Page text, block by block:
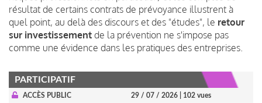
résultat de certains contrats de prévoyance illustrent à
quel point, au delà des discours et des "études", le retour
sur investissement de la prévention ne s'impose pas
comme une évidence dans les pratiques des entreprises.
PARTICIPATIF
ACCÈS PUBLIC 29 / 07 / 2026 | 102 vues